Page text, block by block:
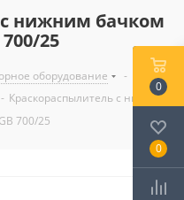
нижним бачком
700/25
оборудование
-
- Краскораспылитель с нижним
700/25
0
0